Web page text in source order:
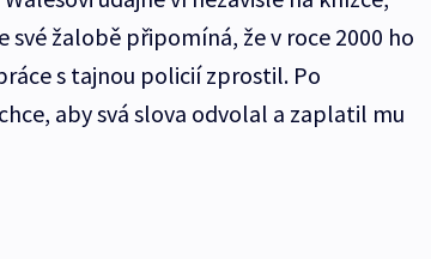
své žalobě připomíná, že v roce 2000 ho
s tajnou policií zprostil. Po
aby svá slova odvolal a zaplatil mu